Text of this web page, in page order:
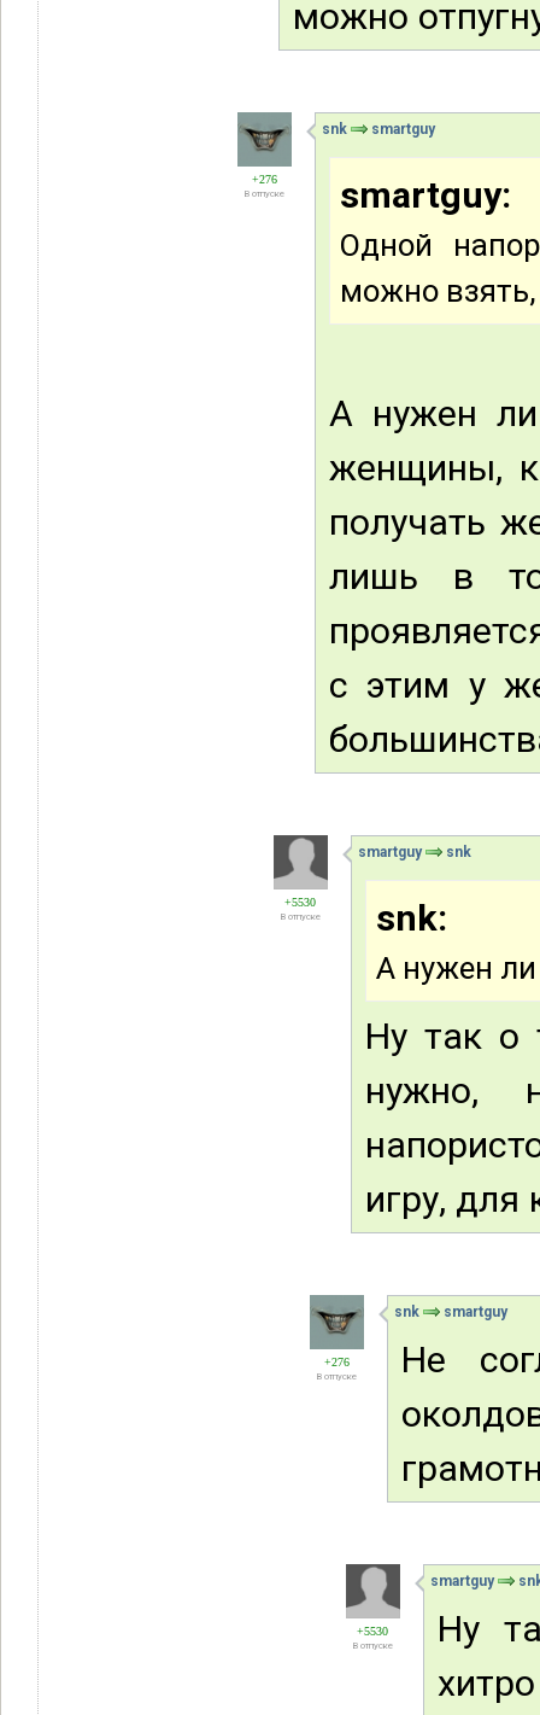
можно
+276
В отпуске
snk smartguy
smartguy:
Одной
можно взять,
А нужен
женщины,
получать
лишь в
с этим у
+5530
В отпуске
smartguy snk
snk:
А нужен
Ну так о
нужно,
игру, для
+276
В отпуске
snk smartguy
Не
+5530
В отпуске
smartguy
Ну